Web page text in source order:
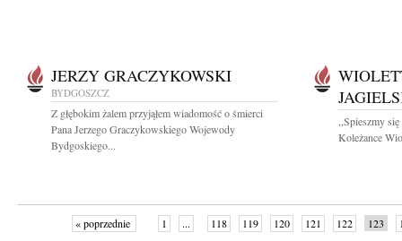
JERZY GRACZYKOWSKI
BYDGOSZCZ
Z głębokim żalem przyjąłem wiadomość o śmierci
Pana Jerzego Graczykowskiego Wojewody
Bydgoskiego...
,,Spieszmy
Koleżance
« poprzednie 1 ... 118 119 120 121 122 123